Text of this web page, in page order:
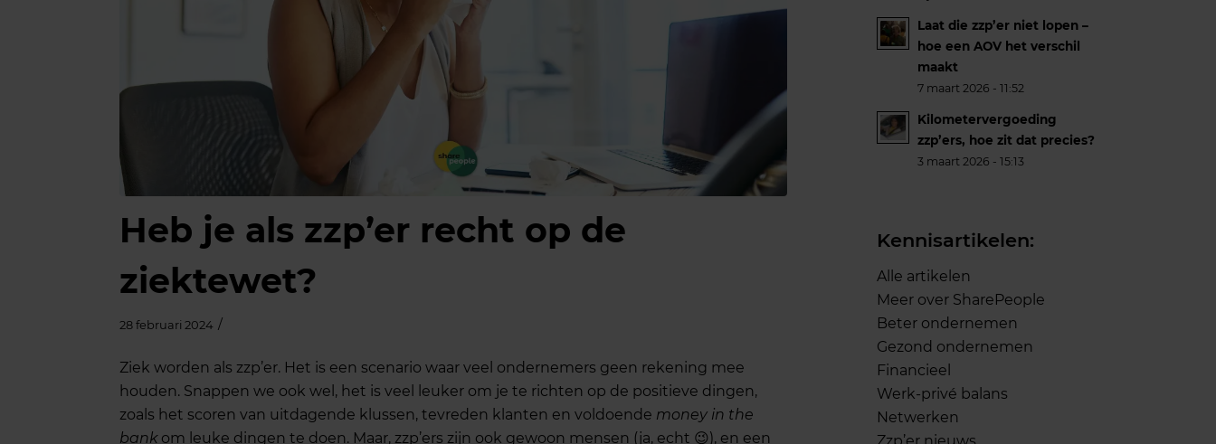
Heb je als zzp’er recht op de
ziektewet?
28 februari 2024 /
Ziek worden als zzp’er. Het is een scenario waar veel ondernemers geen rekening mee
houden. Snappen we ook wel, het is veel leuker om je te richten op de positieve dingen,
zoals het scoren van uitdagende klussen, tevreden klanten en voldoende money in the
bankom leuke dingen te doen. Maar, zzp’ers zijn ook gewoon mensen (ja, echt 😉), en een
Laat die zzp’er niet lopen –
hoe een AOV het verschil
maakt
7 maart 2026 - 11:52
Kilometervergoeding
zzp’ers, hoe zit dat precies?
3 maart 2026 - 15:13
Kennisartikelen:
Alle artikelen
Meer over SharePeople
Beter ondernemen
Gezond ondernemen
Financieel
Werk-privé balans
Netwerken
Zzp’er nieuws